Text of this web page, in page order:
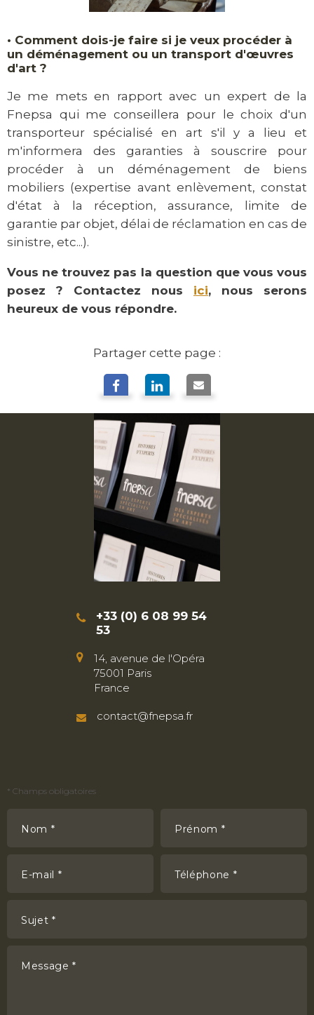
• Comment dois-je faire si je veux procéder à
un déménagement ou un transport d'œuvres
d'art ?
Je me mets en rapport avec un expert de la
Fnepsa qui me conseillera pour le choix d'un
transporteur spécialisé en art s'il y a lieu et
m'informera des garanties à souscrire pour
procéder à un déménagement de biens
mobiliers (expertise avant enlèvement, constat
d'état à la réception, assurance, limite de
garantie par objet, délai de réclamation en cas de
sinistre, etc...).
Vous ne trouvez pas la question que vous vous
posez ? Contactez nous ici, nous serons
heureux de vous répondre.
Partager cette page :
+33 (0) 6 08 99 54
53
14, avenue de l'Opéra
75001 Paris
France
contact@fnepsa.fr
* Champs obligatoires
Nom * Prénom *
E-mail * Téléphone *
Sujet *
Message *